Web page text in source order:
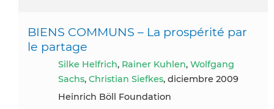
BIENS COMMUNS – La prospérité par
le partage
Silke Helfrich, Rainer Kuhlen, Wolfgang
Sachs, Christian Siefkes, diciembre 2009
Heinrich Böll Foundation